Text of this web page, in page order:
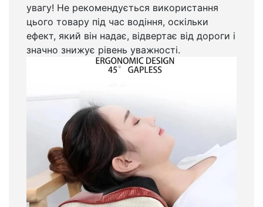
увагу! Не рекомендується використання
цього товару під час водіння, оскільки
ефект, який він надає, відвертає від дороги і
значно знижує рівень уважності.